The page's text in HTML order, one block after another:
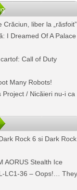
Crăciun, liber la
I Dreamed Of A Palace
Call of Duty
Many Robots!
Project / Nicăieri nu-i ca
Rock 6 si Dark Rock
AORUS Stealth Ice
LC1-36 – Oops!… They